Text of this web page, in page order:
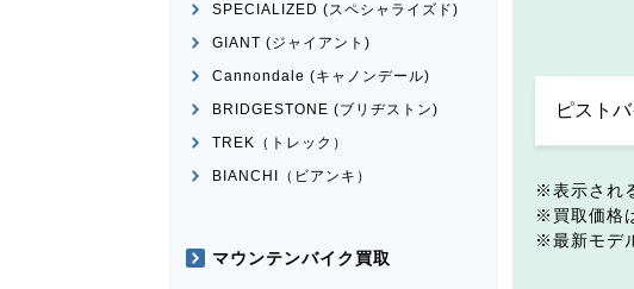
表示され
買取価格
最新モデ
SPECIALIZED (スペシャライズド)
GIANT (ジャイアント)
Cannondale (キャノンデール)
BRIDGESTONE (ブリヂストン)
TREK（トレック）
BIANCHI（ビアンキ）
マウンテンバイク買取